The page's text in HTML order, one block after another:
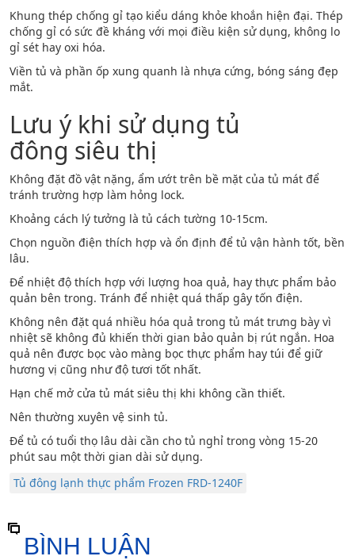
Khung thép chống gỉ tạo kiểu dáng khỏe khoắn hiện đại. Thép
chống gỉ có sức đề kháng với mọi điều kiện sử dụng, không lo
gỉ sét hay oxi hóa.
Viền tủ và phần ốp xung quanh là nhựa cứng, bóng sáng đẹp
mắt.
Lưu ý khi sử dụng tủ
đông siêu thị
Không đặt đồ vật nặng, ẩm ướt trên bề mặt của tủ mát để
tránh trường hợp làm hỏng lock.
Khoảng cách lý tưởng là tủ cách tường 10-15cm.
Chọn nguồn điện thích hợp và ổn định để tủ vận hành tốt, bền
lâu.
Để nhiệt độ thích hợp với lượng hoa quả, hay thực phẩm bảo
quản bên trong. Tránh để nhiệt quá thấp gây tốn điện.
Không nên đặt quá nhiều hóa quả trong tủ mát trưng bày vì
nhiệt sẽ không đủ khiến thời gian bảo quản bị rút ngắn. Hoa
quả nên được bọc vào màng bọc thực phẩm hay túi để giữ
hương vị cũng như độ tươi tốt nhất.
Hạn chế mở cửa tủ mát siêu thị khi không cần thiết.
Nên thường xuyên vệ sinh tủ.
Để tủ có tuổi thọ lâu dài cần cho tủ nghỉ trong vòng 15-20
phút sau một thời gian dài sử dụng.
Tủ đông lạnh thực phẩm Frozen FRD-1240F
BÌNH LUẬN